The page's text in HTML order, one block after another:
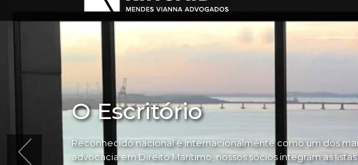
O Escritório
Reconhecido nacional e internacionalmente como um dos
advocacia em Direito Marítimo, nossos sócios integram as